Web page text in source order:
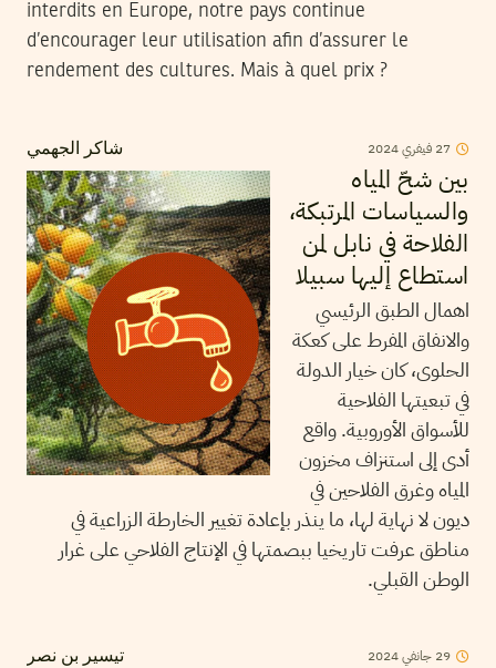
interdits en Europe, notre pays continue
d’encourager leur utilisation afin d’assurer le
rendement des cultures. Mais à quel prix ?
شاكر الجهمي 27 فيفري2024
بين شحّ المياه
والسياسات المرتبكة،
الفلاحة في نابل لمن
استطاع إليها سبيلا
اهمال الطبق الرئيسي
والانفاق المفرط على كعكة
الحلوى، كان خيار الدولة
في تبعيتها الفلاحية
للأسواق الأوروبية. واقع
أدى إلى استنزاف مخزون
المياه وغرق الفلاحين في
ديون لا نهاية لها، ما ينذر بإعادة تغيير الخارطة الزراعية في
مناطق عرفت تاريخيا ببصمتها في الإنتاج الفلاحي على غرار
الوطن القبلي.
تيسير بن نصر 29 جانفي2024